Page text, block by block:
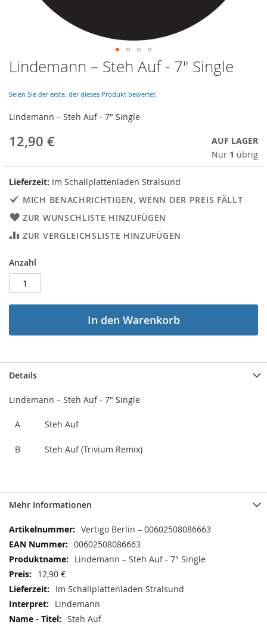
Skip
to
beginning
of
the
images
gallery
Lindemann ‎– Steh Auf - 7" Single
Seien Sie der erste, der dieses Produkt bewertet
Lindemann ‎– Steh Auf - 7" Single
12,90 €
AUF LAGER
Nur 1 übrig
Lieferzeit: Im Schallplattenladen Stralsund
MICH BENACHRICHTIGEN, WENN DER PREIS FÄLLT
ZUR WUNSCHLISTE HINZUFÜGEN
ZUR VERGLEICHSLISTE HINZUFÜGEN
Anzahl
In den Warenkorb
Details
Lindemann ‎– Steh Auf - 7" Single
A Steh Auf
B Steh Auf (Trivium Remix)
Mehr Informationen
Mehr
Informationen
Vertigo Berlin ‎– 00602508086663
00602508086663
Lindemann ‎– Steh Auf - 7" Single
12,90 €
Im Schallplattenladen Stralsund
Lindemann
Steh Auf